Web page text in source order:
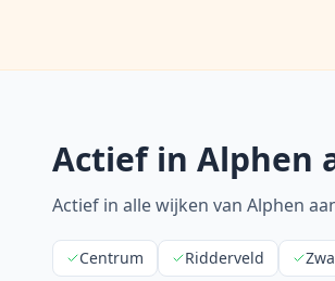
Actief in Alphen
Actief in alle wijken van Alphen
Centrum Ridderveld